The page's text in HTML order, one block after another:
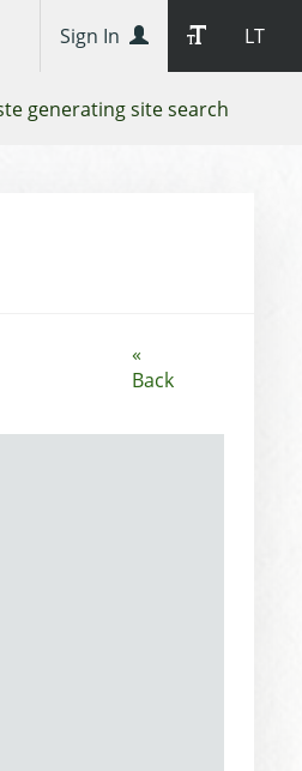
LT
Sign In
generating site search
«
Back